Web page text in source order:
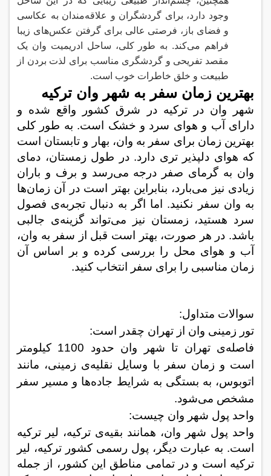
وجود دارد، برای گردشگران و علاقه‌مندان به عکاسی
و فضای باز، فرصتی عالی برای گرفتن عکس‌های زیبا
فراهم می‌کند. به طور کلی، ساحل ادریمیت وان یک
مقصد تفریحی و گردشگری مناسب برای لذت بردن از
طبیعت و خلق خاطرات خوب است.
بهترین زمان سفر به شهر وان ترکیه
شهر وان در ترکیه در شرق کشور واقع شده و
دارای آب و هوای سرد و خشک است. به طور کلی
بهترین زمان برای سفر به وان، بهار و تابستان است
که هوای دلپذیر تری دارد. در طول زمستان، دمای
وان به گرمای صفر درجه می‌رسد و برف و باران
زیادی نیز می‌بارد، بنابراین بهتر است در آن زمان‌ها
به وان سفر نکنید. اما اگر به دنبال تجربه‌ی فصول
سرد هستید، زمستان نیز می‌تواند گزینه‌ی جالبی
باشد. در هر صورت، بهتر است قبل از سفر به وان،
آب و هوای محل را بررسی کرده و بر اساس آن
زمان مناسبی را برای سفر انتخاب کنید.
سوالات متداول:
تور زمینی وان از تهران چقدر است:
فاصله‌ی تهران تا شهر وان حدود 1100 کیلومتر
است و زمان سفر با وسایل نقلیه‌ی زمینی، مانند
اتوبوس، به بستگی به شرایط جاده‌ها و مسیر سفر
مشخص می‌شود.
واحد پول شهر وان چیست:
واحد پول شهر وان، همانند بقیه‌ی ترکیه، لیر ترکیه
است. به عبارت دیگر، پول رسمی کشور ترکیه، لیر
ترکیه است و در تمامی مناطق این کشور، از جمله